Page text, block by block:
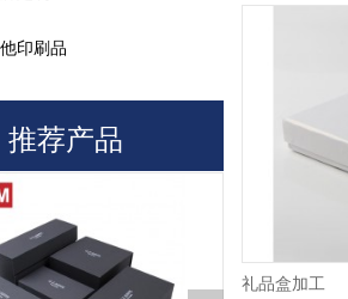
印刷品
推荐产品
礼品盒加工
么不同批次的包装纸品颜色不
机器、纸张、油墨、显示器、机台师
天气、放置时间的不同，印出来颜色不
表面有覆膜的更不一...